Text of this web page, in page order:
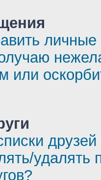
или
друзей
удалять